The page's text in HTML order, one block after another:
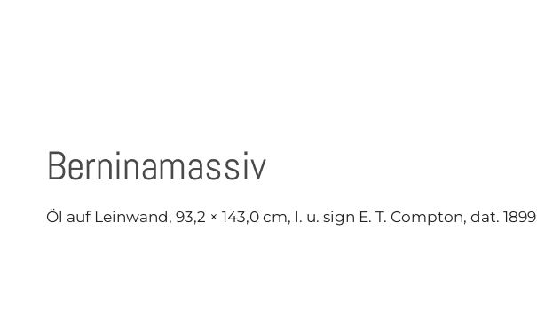
Berninamassiv
Öl auf Leinwand, 93,2 × 143,0 cm, l. u. sign E. T. Compton, dat. 1899